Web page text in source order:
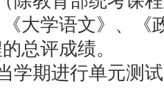
大学语文》、《
总评成绩。
期进行单元测试